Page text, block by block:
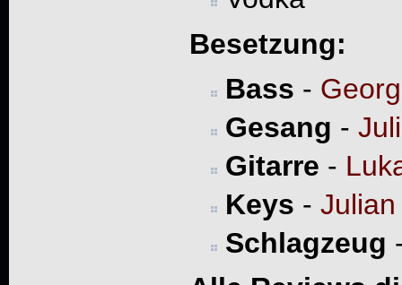
Besetzung:
Bass -
Gesang -
Gitarre -
Keys -
Schlagzeug